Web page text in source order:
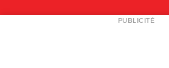
NEWSLETTER
PUBLICITÉ